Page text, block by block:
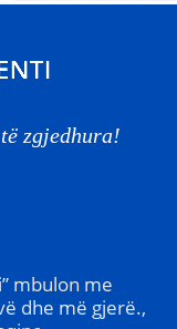
zgjedhura!
mbulon me
dhe më gjerë.,